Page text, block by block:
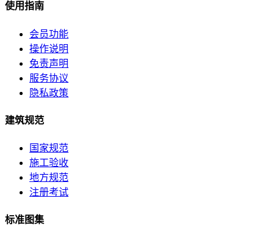
使用指南
会员功能
操作说明
免责声明
服务协议
隐私政策
建筑规范
国家规范
施工验收
地方规范
注册考试
标准图集